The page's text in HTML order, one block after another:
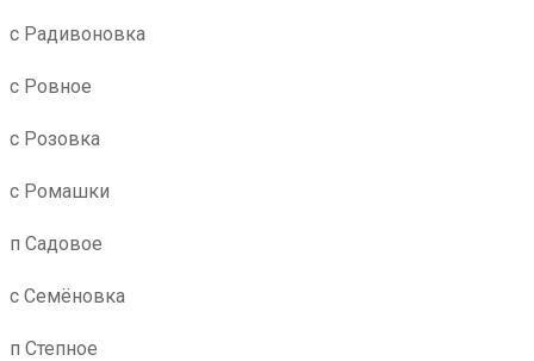
с Радивоновка
с Ровное
с Розовка
с Ромашки
п Садовое
с Семёновка
п Степное